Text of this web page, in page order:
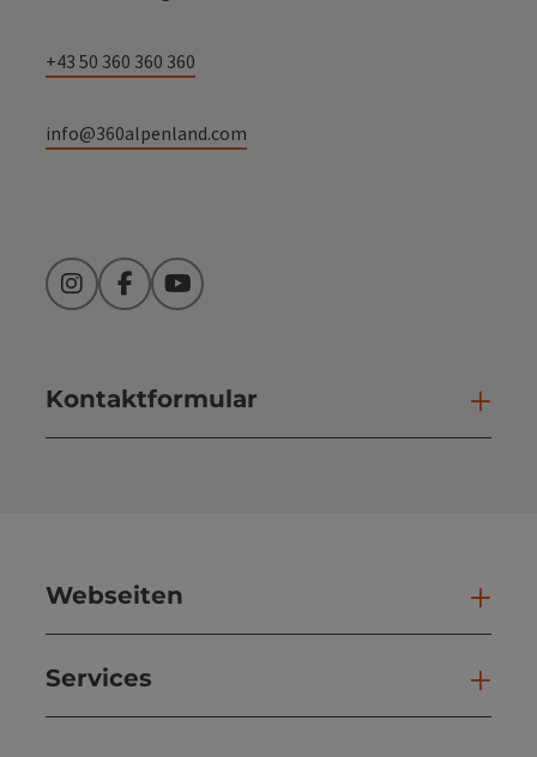
+43 50 360 360 360
info@360alpenland.com
InstagramFacebookYouTube
Kontaktformular
Webseiten
Services